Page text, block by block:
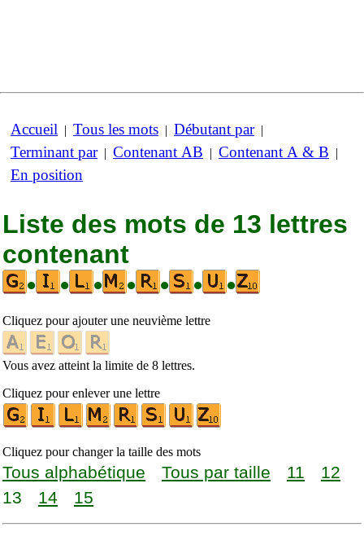
Accueil | Tous les mots | Débutant par|
Terminant par| Contenant AB | Contenant A & B |
En position
Liste des mots de 13 lettres
contenant
•
• • • • • •
Cliquez pour ajouter une neuvième lettre
Vous avez atteint la limite de 8 lettres.
Cliquez pour enlever une lettre
Cliquez pour changer la taille des mots
Tous alphabétique Tous par taille 11
12
13
14 15